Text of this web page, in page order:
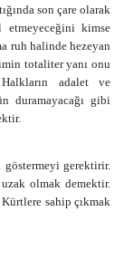
son çare olarak
etmeyeceğini kimse
ruh halinde hezeyan
totaliter yanı onu
adalet ve
duramayacağı gibi
gerektirir.
uzak olmak demektir.
sahip çıkmak